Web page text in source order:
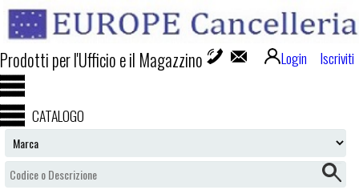
Prodotti per l'Ufficio e il Magazzino Login Iscriviti
CATALOGO